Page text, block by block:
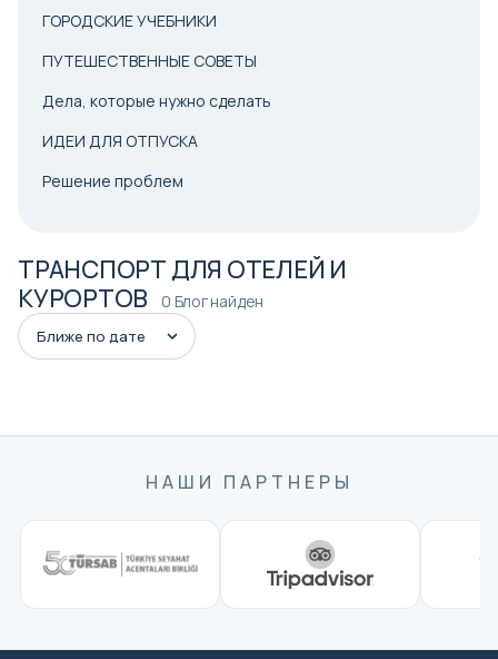
ГОРОДСКИЕ УЧЕБНИКИ
ПУТЕШЕСТВЕННЫЕ СОВЕТЫ
Дела, которые нужно сделать
ИДЕИ ДЛЯ ОТПУСКА
Решение проблем
ТРАНСПОРТ ДЛЯ ОТЕЛЕЙ И
КУРОРТОВ
0 Блог найден
НАШИ ПАРТНЕРЫ